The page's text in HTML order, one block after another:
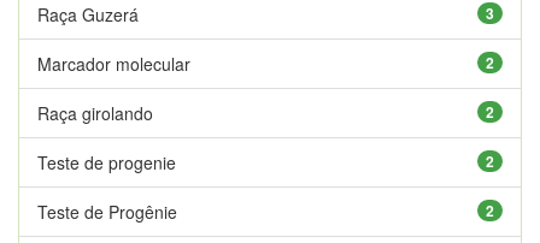
3
Raça Guzerá
2
Marcador molecular
2
Raça girolando
2
Teste de progenie
2
Teste de Progênie